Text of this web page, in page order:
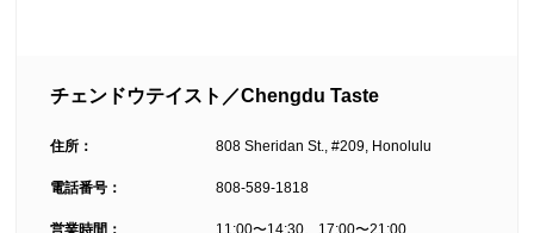
チェンドウテイスト／Chengdu Taste
住所： 808 Sheridan St., #209, Honolulu
電話番号： 808-589-1818
営業時間： 11:00〜14:30、17:00〜21:00